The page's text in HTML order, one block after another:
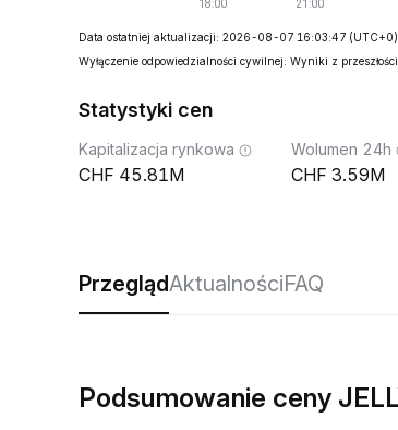
Data ostatniej aktualizacji: 2026-08-07 16:03:47 (UTC+0)
Wyłączenie odpowiedzialności cywilnej: Wyniki z
Statystyki cen
Kapitalizacja rynkowa
45.81M
Wolumen 24h
3.59M
PrzeglądAktualnościFAQ
Podsumowanie ceny